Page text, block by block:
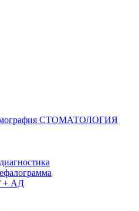
СТОМАТОЛОГИЯ
+ АД